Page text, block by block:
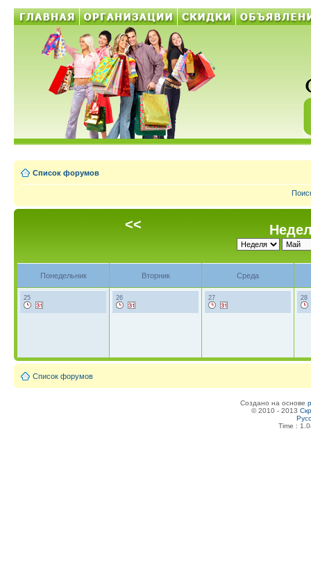
Список форумов
<<
Понедельник Вторник Среда
25 26 27 28
Список форумов
Создано на основе
© 2010 - 2013
Time :